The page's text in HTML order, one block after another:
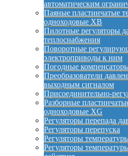
автоматическим
Паяные пластинчатые
одноходовые XB
Пилотные регуляторы
теплоснабжения
Поворотные
электроприводы к ним
Погодные
Преобразователи
выходным сигналом
Присоединительно-
Разборные
одноходовые XG
Регуляторы перепада
Регуляторы перепуска
Регуляторы
Регуляторы